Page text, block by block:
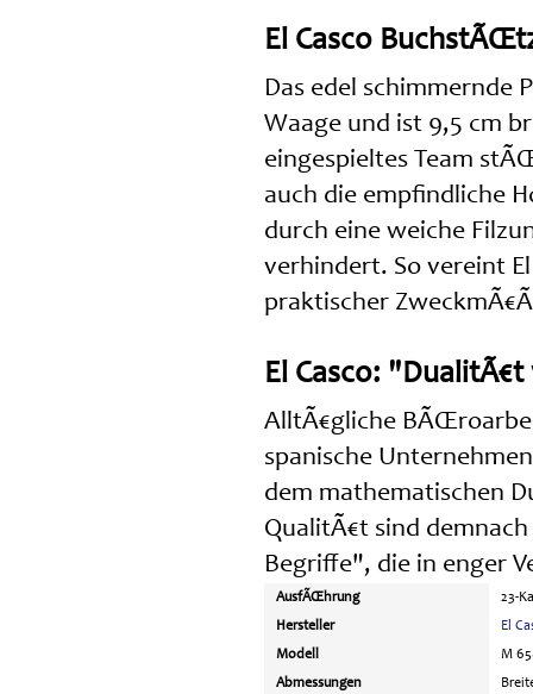
El Casco
Das edel schimmernde
Waage und ist 9,5 cm
eingespieltes Team
auch die empfindliche
durch eine weiche
verhindert. So vereint
praktischer
El Casco:
AlltÃ€gliche
spanische
dem mathematischen
QualitÃ€t sind
Begriffe", die in enger
AusfÃŒhrung
23-
Hersteller
El
Modell
M
Abmessungen